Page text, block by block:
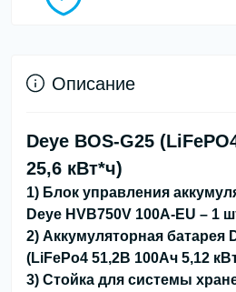
Описание
Deye BOS-G25
25,6 кВт*ч)
1) Блок управления
Deye HVB750V 100A-EU – 1
2) Аккумуляторная батарея
(LiFePo4 51,2В 100Ач 5,12
3) Стойка для системы